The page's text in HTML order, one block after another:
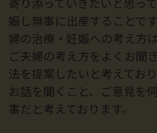
娠し無事に出産することで
婦の治療・妊娠への考え方
ご夫婦の考え方をよくお聞
法を提案したいと考えており
お話を聞くこと、ご意見を
事だと考えております。